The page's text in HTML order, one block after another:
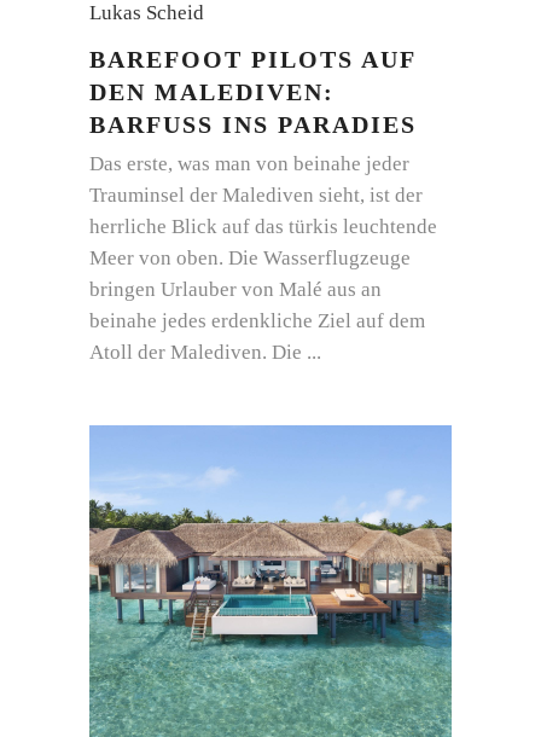
Lukas Scheid
BAREFOOT PILOTS AUF
DEN MALEDIVEN:
BARFUSS INS PARADIES
Das erste, was man von beinahe jeder
Trauminsel der Malediven sieht, ist der
herrliche Blick auf das türkis leuchtende
Meer von oben. Die Wasserflugzeuge
bringen Urlauber von Malé aus an
beinahe jedes erdenkliche Ziel auf dem
Atoll der Malediven. Die